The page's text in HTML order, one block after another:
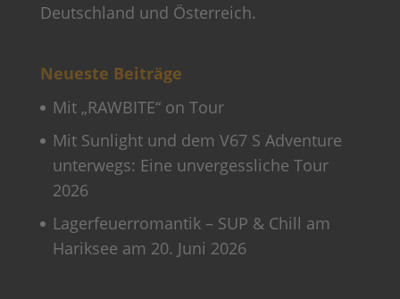
Deutschland und Österreich.
Neueste Beiträge
Mit „RAWBITE“ on Tour
Mit Sunlight und dem V67 S Adventure
unterwegs: Eine unvergessliche Tour
2026
Lagerfeuerromantik – SUP & Chill am
Hariksee am 20. Juni 2026